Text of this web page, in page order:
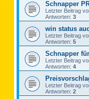
Schnapper
Letzter Beitrag
Antworten: 3
win status
Letzter Beitrag
Antworten: 5
Schnapper
Letzter Beitrag
Antworten: 4
Letzter Beitrag
Antworten: 2